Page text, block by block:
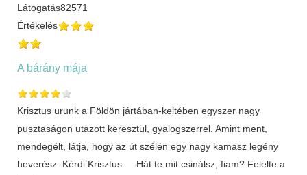
Látogatás82571
Értékelés
A bárány mája
Krisztus urunk a Földön jártában-keltében egyszer nagy
pusztaságon utazott keresztül, gyalogszerrel. Amint ment,
mendegélt, látja, hogy az út szélén egy nagy kamasz legény
heverész. Kérdi Krisztus: -Hát te mit csinálsz, fiam? Felelte a